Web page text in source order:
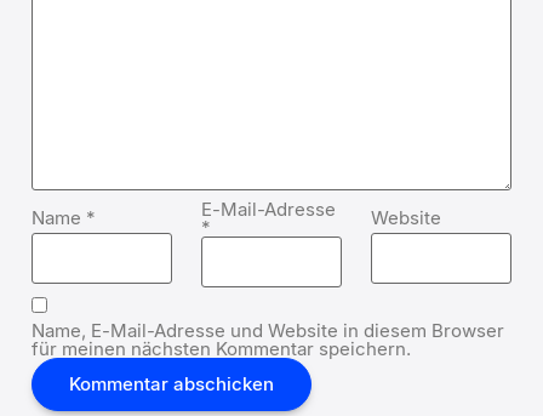
Name * E-Mail-Adresse
* Website
Name, E-Mail-Adresse und Website in diesem Browser
für meinen nächsten Kommentar speichern.